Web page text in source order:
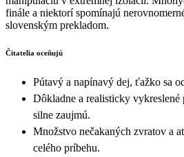
finále a niektorí spomínajú
slovenským prekladom.
Čitatelia oceňujú
Pútavý a napínavý dej, ťažko sa
Dôkladne a realisticky
silne zaujmú.
Množstvo nečakaných zvratov a
celého príbehu.